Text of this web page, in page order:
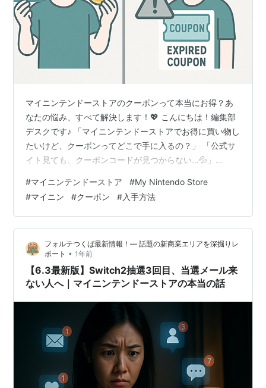
マイニンテンドーストアのクーポンって本当にお得？あ
なたの悩み、すべて解決します！💖 こんにちは！編集部
デスクです♪ 「マイニンテンドーストアでお得に買い物し
たいけど、クーポンってどこで手に入るの？」 「公式サ
イト見ても、クーポンコードが見つからない…💦」
くて不安…」 そんなお悩みを抱えているあなたへ、編集
部デスクが心を込めてお答えします✨ 実は、マイニンテ
ンドーストアのクーポンには知られざる入手ルートがた
くさんあるんです！😱 この記事では、2025年最新版とし
て、 ✅ 公式ルートから隠れたキャンペーンまで ✅
LINE・メルマガ・アプリ限定…
#マイニンテンドーストア #My Nintendo Store
#マイニン #クーポン #入手方法
フォルテつくば最新情報！— 話題の新商業エリアを深掘りレ
ポート • 1年前
【6.3最新版】Switch2抽選3回目、当選メール来
ない人へ｜マイニンテンドーストアの本当の話